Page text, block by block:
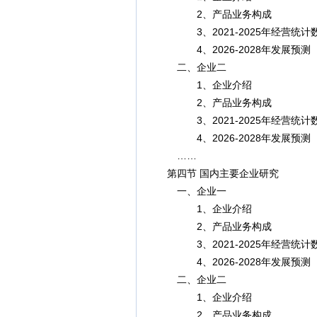
2、产品业务构成
3、2021-2025年经营统计
4、2026-2028年发展预测
二、企业二
1、企业介绍
2、产品业务构成
3、2021-2025年经营统计
4、2026-2028年发展预测
第四节 国内主要企业研究
一、企业一
1、企业介绍
2、产品业务构成
3、2021-2025年经营统计
4、2026-2028年发展预测
二、企业二
1、企业介绍